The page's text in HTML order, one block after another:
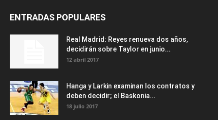
ENTRADAS POPULARES
Real Madrid: Reyes renueva dos años,
decidirán sobre Taylor en junio...
12 abril 2017
Hanga y Larkin examinan los contratos y
deben decidir; el Baskonia...
18 julio 2017